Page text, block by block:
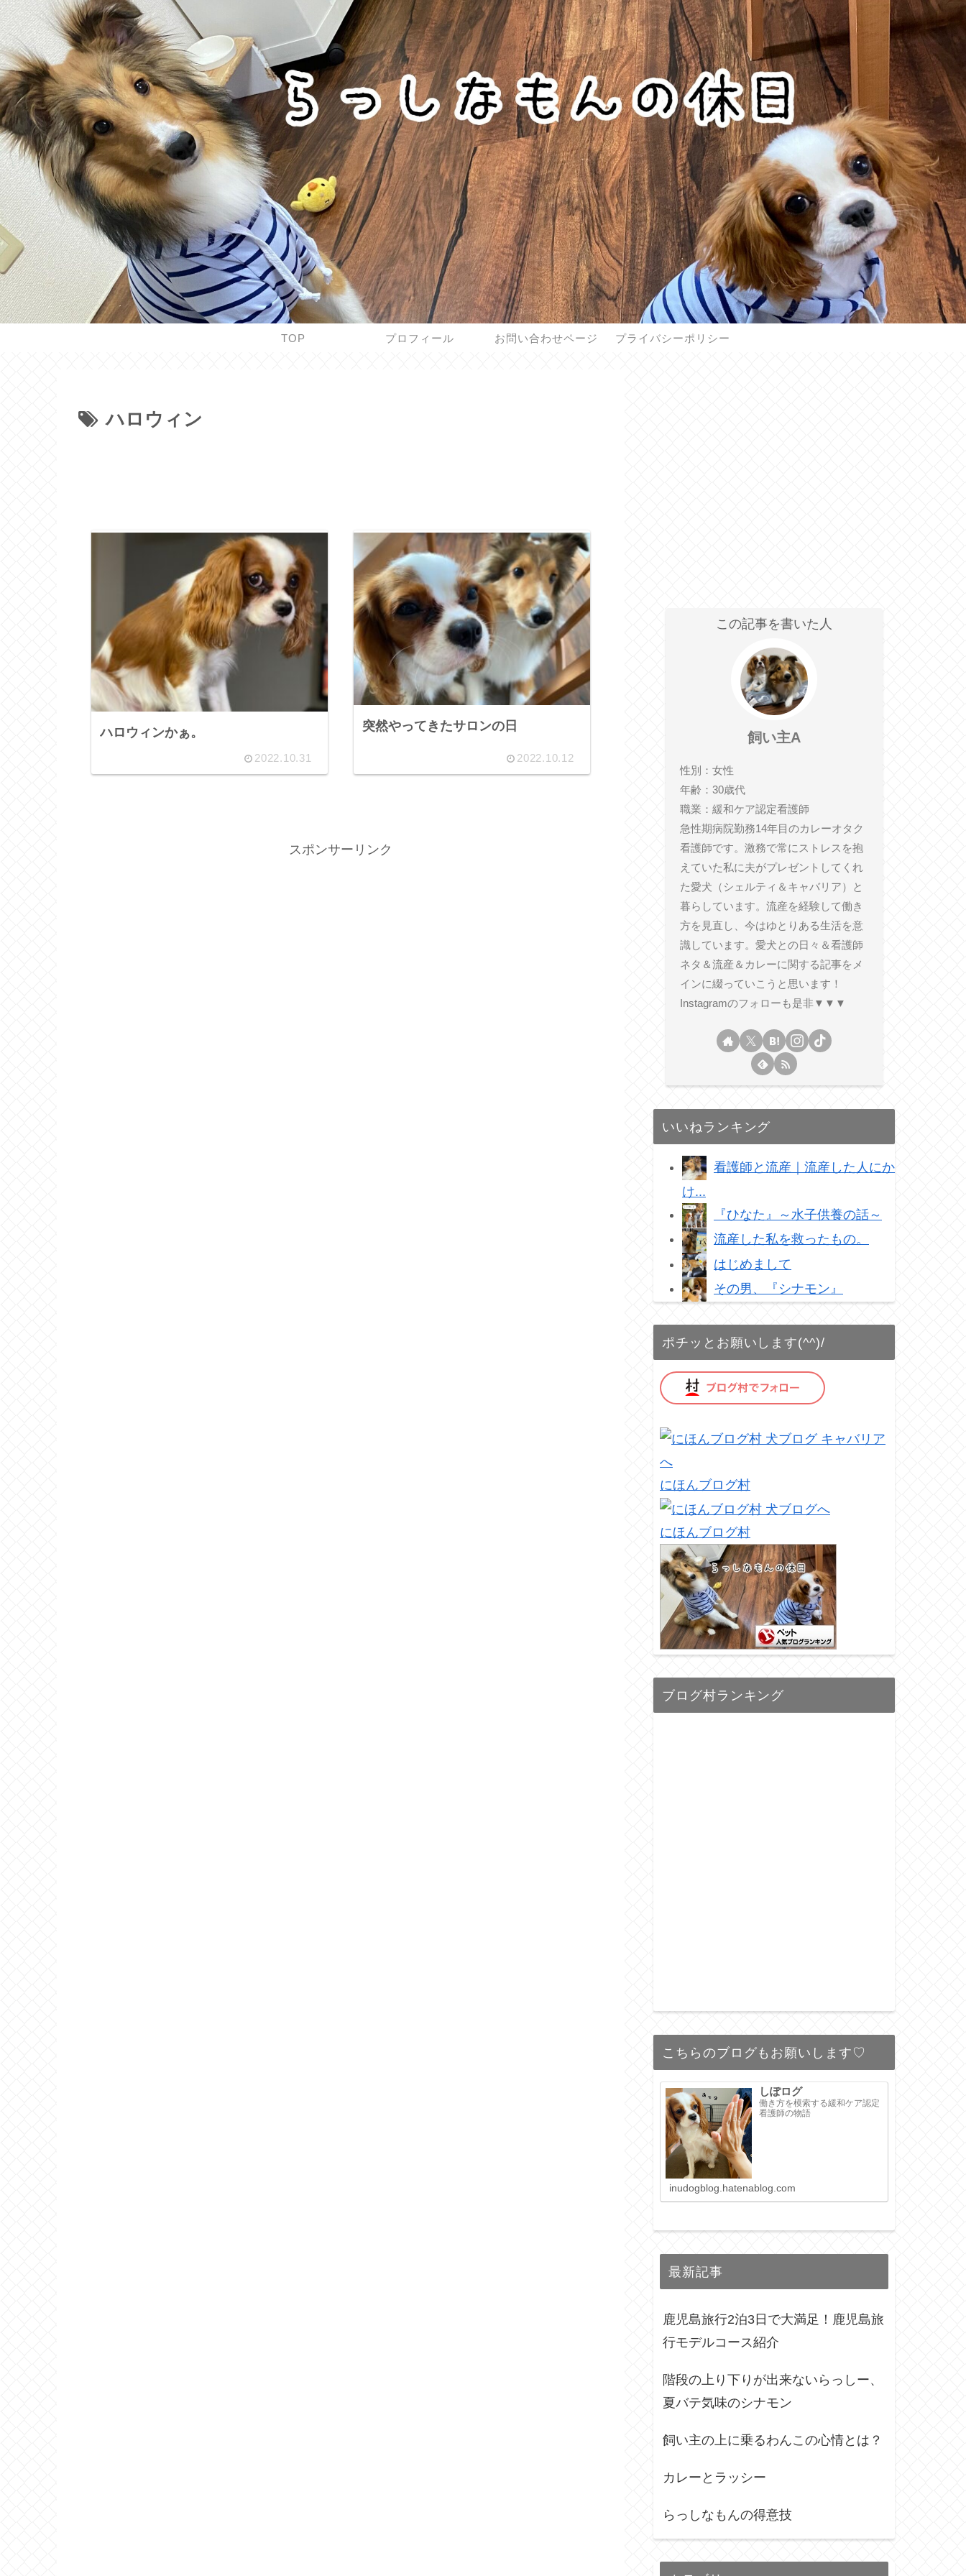
TOP プロフィール お問い合わせページ プライバシーポリシー
ハロウィン
ハロウィンかぁ。
2022.10.31
突然やってきたサロンの日
2022.10.12
スポンサーリンク
この記事を書いた人
飼い主A
性別：女性
年齢：30歳代
職業：緩和ケア認定看護師
急性期病院勤務14年目のカレーオタク
看護師です。激務で常にストレスを抱
えていた私に夫がプレゼントしてくれ
た愛犬（シェルティ＆キャバリア）と
暮らしています。流産を経験して働き
方を見直し、今はゆとりある生活を意
識しています。愛犬との日々＆看護師
ネタ＆流産＆カレーに関する記事をメ
インに綴っていこうと思います！
Instagramのフォローも是非▼▼▼
いいねランキング
看護師と流産｜流産した人にか
け...
『ひなた』～水子供養の話～
流産した私を救ったもの。
はじめまして
その男、『シナモン』
ポチッとお願いします(^^)/
にほんブログ村
にほんブログ村
ブログ村ランキング
こちらのブログもお願いします♡
しぽログ
働き方を模索する緩和ケア認定
看護師の物語
inudogblog.hatenablog.com
最新記事
鹿児島旅行2泊3日で大満足！鹿児島旅
行モデルコース紹介
階段の上り下りが出来ないらっしー、
夏バテ気味のシナモン
飼い主の上に乗るわんこの心情とは？
カレーとラッシー
らっしなもんの得意技